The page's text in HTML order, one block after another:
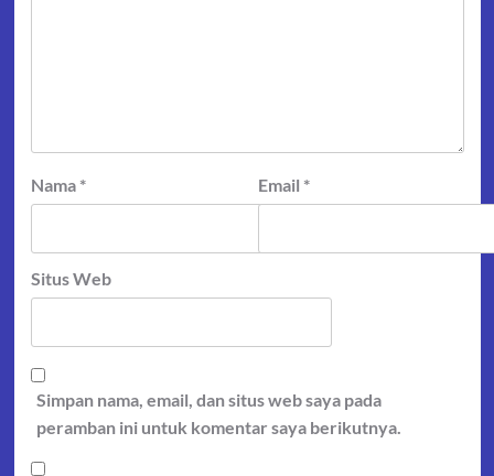
Nama * Email *
Situs Web
Simpan nama, email, dan situs web saya pada
peramban ini untuk komentar saya berikutnya.